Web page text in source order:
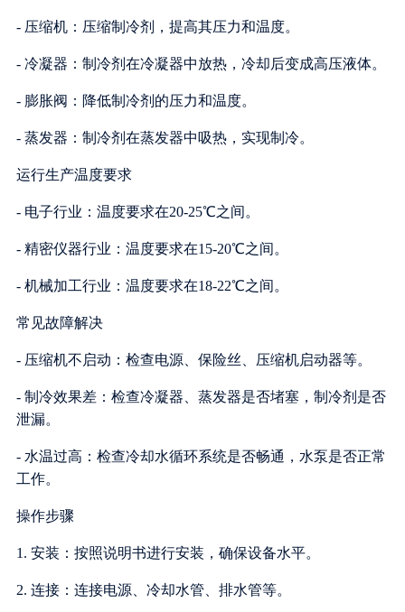
- 压缩机：压缩制冷剂，提高其压力和温度。
- 冷凝器：制冷剂在冷凝器中放热，冷却后变成高压液体。
- 膨胀阀：降低制冷剂的压力和温度。
- 蒸发器：制冷剂在蒸发器中吸热，实现制冷。
运行生产温度要求
- 电子行业：温度要求在20-25℃之间。
- 精密仪器行业：温度要求在15-20℃之间。
- 机械加工行业：温度要求在18-22℃之间。
常见故障解决
- 压缩机不启动：检查电源、保险丝、压缩机启动器等。
- 制冷效果差：检查冷凝器、蒸发器是否堵塞，制冷剂是否
泄漏。
- 水温过高：检查冷却水循环系统是否畅通，水泵是否正常
工作。
操作步骤
1. 安装：按照说明书进行安装，确保设备水平。
2. 连接：连接电源、冷却水管、排水管等。